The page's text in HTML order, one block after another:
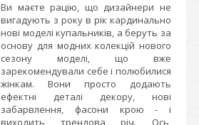
Ви маєте рацію, що дизайнери не
вигадують з року в рік кардинально
нові моделі купальників, а беруть за
основу для модних колекцій нового
сезону моделі, що вже
зарекомендували себе і полюбилися
жінкам. Вони просто додають
ефектні деталі декору, нові
забарвлення, фасони крою - і
виходить трендова річ. Ось,